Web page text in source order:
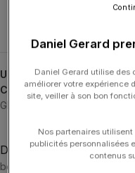
UGS :
SBOMW
Catégories : Autres,
GINETTE NY
Description
boucle d’oreille solo milky
Daniel Gerard
Daniel Gerard utilise des
améliorer votre expérience
site, veiller à son bon
Nos partenaires
publicités personnalisées
contenus